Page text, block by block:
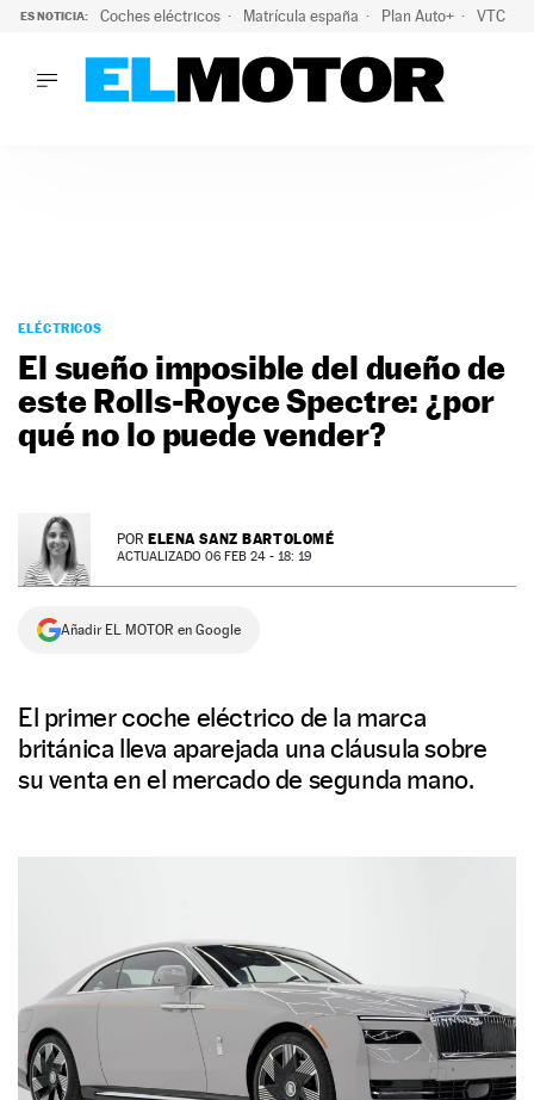
ES NOTICIA: Coches eléctricos Matrícula españa Plan Auto+ VTC
PODCAST
MOTOS
TECNOLOGÍA
SUPERCOCHES
MOTORTV
SERVICIOS
NEWSLETTER
SÍGUENOS
ELÉCTRICOS
El sueño imposible del dueño de
este Rolls-Royce Spectre: ¿por
qué no lo puede vender?
POR ELENA SANZ BARTOLOMÉ
ACTUALIZADO 06 FEB 24 - 18: 19
Añadir EL MOTOR en Google
El primer coche eléctrico de la marca
británica lleva aparejada una cláusula sobre
su venta en el mercado de segunda mano.